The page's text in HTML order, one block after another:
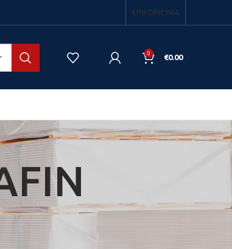
ΕΠΙΚΟΙΝΩΝΙΑ
0 €0.00